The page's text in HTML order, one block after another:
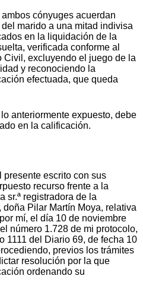
cónyuges acuerdan
marido a una mitad indivisa
en la liquidación de la
verificada conforme al
Civil, excluyendo el juego de la
y reconociendo la
efectuada, que queda
anteriormente expuesto, debe
en la calificación.
presente escrito con sus
recurso frente a la
sr.ª registradora de la
Pilar Martín Moya, relativa
mí, el día 10 de noviembre
número 1.728 de mi protocolo,
1111 del Diario 69, de fecha 10
previos los trámites
resolución por la que
ordenando su